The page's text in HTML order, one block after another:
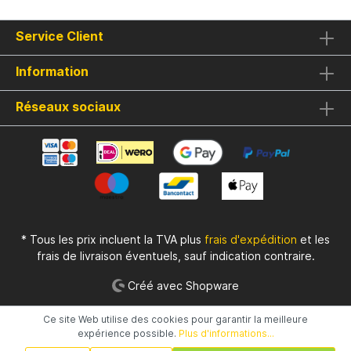
Service Client
Information
Réseaux sociaux
* Tous les prix incluent la TVA plus frais d'expédition et les
frais de livraison éventuels, sauf indication contraire.
Créé avec Shopware
Ce site Web utilise des cookies pour garantir la meilleure
expérience possible. Plus d'informations...